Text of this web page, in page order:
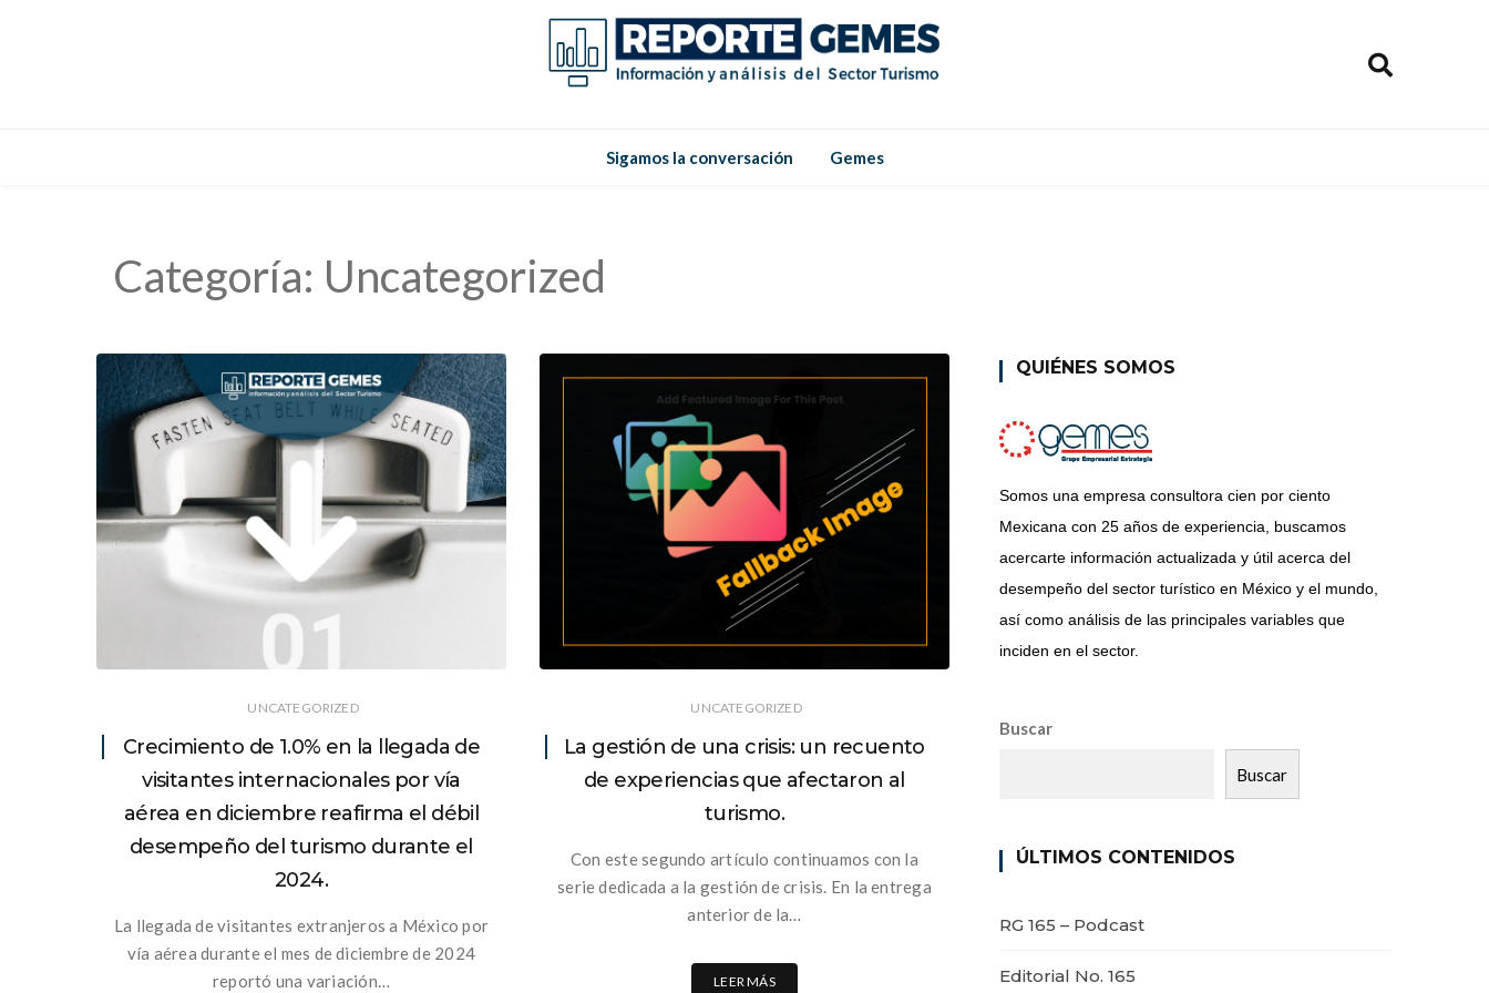
Sigamos la conversación
Gemes
Categoría: Uncategorized
UNCATEGORIZED
Crecimiento de 1.0% en la llegada de
visitantes internacionales por vía
aérea en diciembre reafirma el débil
desempeño del turismo durante el
2024.
La llegada de visitantes extranjeros a México por
vía aérea durante el mes de diciembre de 2024
reportó una variación…
UNCATEGORIZED
La gestión de una crisis: un recuento
de experiencias que afectaron al
turismo.
Con este segundo artículo continuamos con la
serie dedicada a la gestión de crisis. En la entrega
anterior de la…
LEER MÁS
QUIÉNES SOMOS
Somos una empresa consultora cien por ciento
Mexicana con 25 años de experiencia, buscamos
acercarte información actualizada y útil acerca del
desempeño del sector turístico en México y el mundo,
así como análisis de las principales variables que
inciden en el sector.
Buscar
Buscar
ÚLTIMOS CONTENIDOS
RG 165 – Podcast
Editorial No. 165